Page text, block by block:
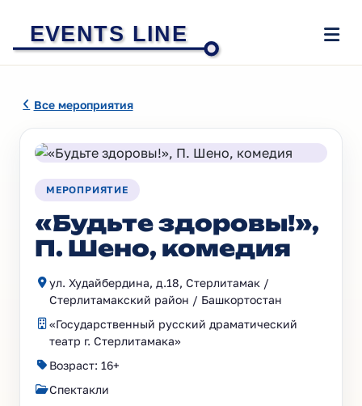
EVENTS LINE
Все мероприятия
МЕРОПРИЯТИЕ
«Будьте здоровы!»,
П. Шено, комедия
ул. Худайбердина, д.18, Стерлитамак /
Стерлитамакский район / Башкортостан
«Государственный русский драматический
театр г. Стерлитамака»
Возраст: 16+
Спектакли